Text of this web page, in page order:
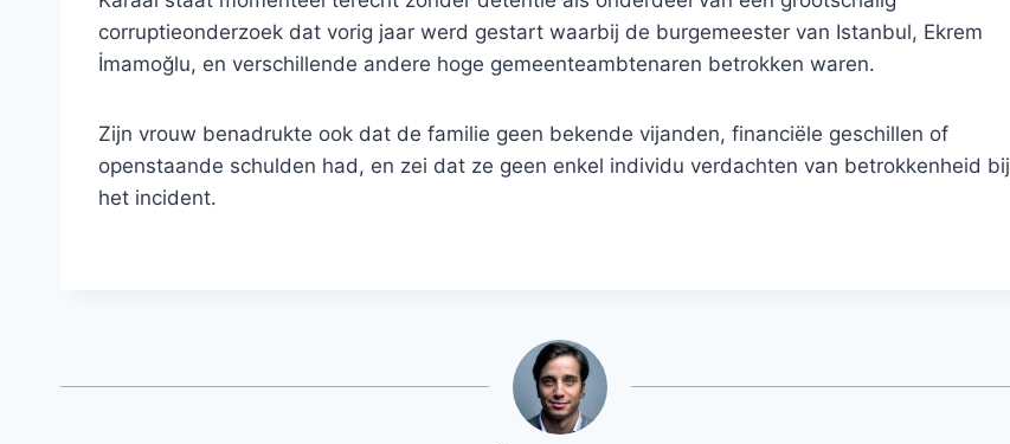
corruptieonderzoek dat vorig jaar werd gestart waarbij de burgemeester van Istanbul, Ekrem
İmamoğlu, en verschillende andere hoge gemeenteambtenaren betrokken waren.
Zijn vrouw benadrukte ook dat de familie geen bekende vijanden, financiële geschillen of
openstaande schulden had, en zei dat ze geen enkel individu verdachten van betrokkenheid bij
het incident.